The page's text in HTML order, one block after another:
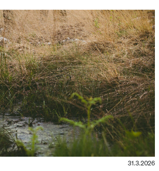
31.3.2026